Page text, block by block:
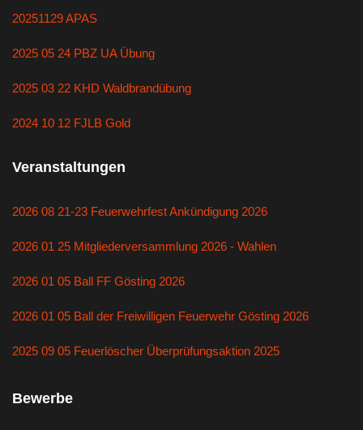
20251129 APAS
2025 05 24 PBZ UA Übung
2025 03 22 KHD Waldbrandübung
2024 10 12 FJLB Gold
Veranstaltungen
2026 08 21-23 Feuerwehrfest Ankündigung 2026
2026 01 25 Mitgliederversammlung 2026 - Wahlen
2026 01 05 Ball FF Gösting 2026
2026 01 05 Ball der Freiwilligen Feuerwehr Gösting 2026
2025 09 05 Feuerlöscher Überprüfungsaktion 2025
Bewerbe